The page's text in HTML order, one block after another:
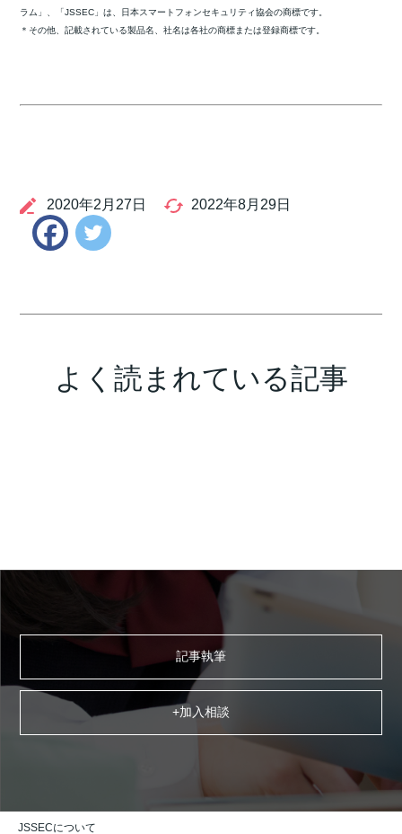
ラム」、「JSSEC」は、日本スマートフォンセキュリティ協会の商標です。
＊その他、記載されている製品名、社名は各社の商標または登録商標です。
2020年2月27日 2022年8月29日
Facebook
よく読まれている記事
記事執筆
+加入相談
JSSECについて